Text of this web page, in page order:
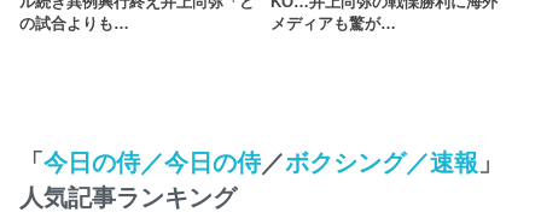
の試合よりも…
メディアも驚が…
「今日の侍／今日の侍／ボクシング／速報 」
人気記事ランキング